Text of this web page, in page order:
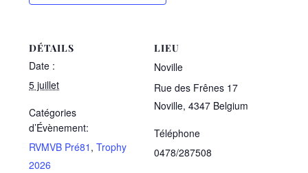
DÉTAILS
Date :
5 juillet
Catégories
d’Évènement:
RVMVB Pré81 ,Trophy
2026
LIEU
Noville
Rue des Frênes 17
Noville, 4347 Belgium
Téléphone
0478/287508